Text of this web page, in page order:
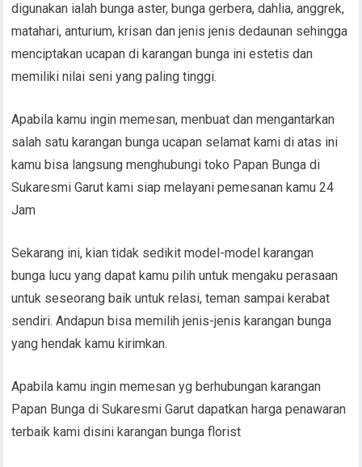
digunakan ialah bunga aster, bunga gerbera, dahlia, anggrek,
matahari, anturium, krisan dan jenis jenis dedaunan sehingga
menciptakan ucapan di karangan bunga ini estetis dan
memiliki nilai seni yang paling tinggi.
Apabila kamu ingin memesan, menbuat dan mengantarkan
salah satu karangan bunga ucapan selamat kami di atas ini
kamu bisa langsung menghubungi toko Papan Bunga di
Sukaresmi Garut kami siap melayani pemesanan kamu 24
Jam
Sekarang ini, kian tidak sedikit model-model karangan
bunga lucu yang dapat kamu pilih untuk mengaku perasaan
untuk seseorang baik untuk relasi, teman sampai kerabat
sendiri. Andapun bisa memilih jenis-jenis karangan bunga
yang hendak kamu kirimkan.
Apabila kamu ingin memesan yg berhubungan karangan
Papan Bunga di Sukaresmi Garut dapatkan harga penawaran
terbaik kami disini karangan bunga florist